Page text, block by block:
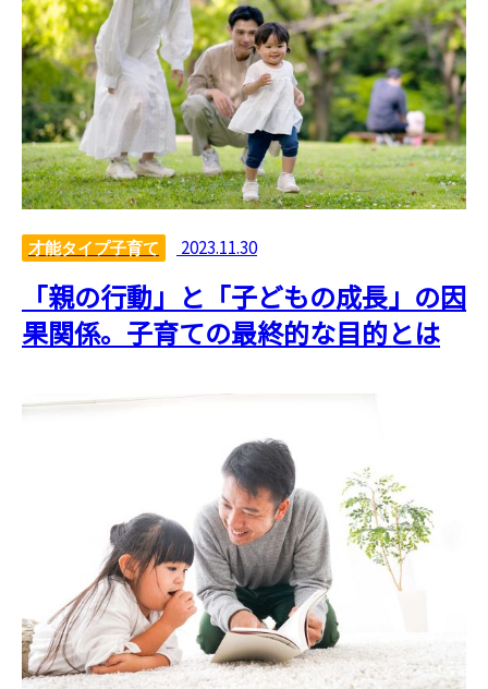
才能タイプ子育て 2023.11.30
「親の行動」と「子どもの成長」の因
果関係。子育ての最終的な目的とは